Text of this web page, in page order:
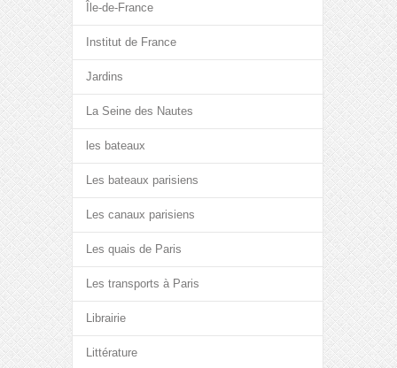
Île-de-France
Institut de France
Jardins
La Seine des Nautes
les bateaux
Les bateaux parisiens
Les canaux parisiens
Les quais de Paris
Les transports à Paris
Librairie
Littérature